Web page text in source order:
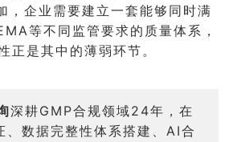
，企业需要建立一套能够同时满
等不同监管要求的质量体系，
正是其中的薄弱环节。
深耕GMP合规领域24年，在
、数据完整性体系搭建、AI合